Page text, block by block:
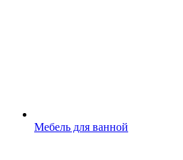
Мебель для ванной